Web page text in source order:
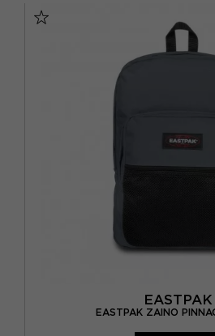
EASTPAK
EASTPAK ZAINO